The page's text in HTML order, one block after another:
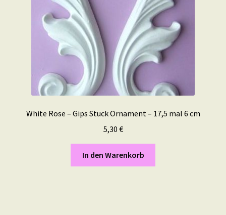
White Rose – Gips Stuck Ornament – 17,5 mal 6 cm
5,30 €
In den Warenkorb